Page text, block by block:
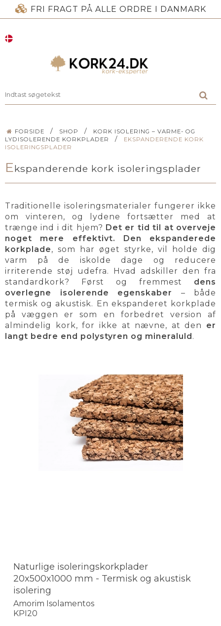
FRI FRAGT PÅ ALLE ORDRE I DANMARK
FORSIDE / SHOP /
KORK ISOLERING – VARME- OG
LYDISOLERENDE KORKPLADER
/
EKSPANDERENDE KORK
ISOLERINGSPLADER
Ekspanderende kork isoleringsplader
Traditionelle isoleringsmaterialer fungerer ikke
om vinteren, og lydene fortsætter med at
trænge ind i dit hjem? Det er tid til at overveje
noget mere effektivt. Den ekspanderede
korkplade, som har øget styrke, vil holde dig
varm på de iskolde dage og reducere
irriterende støj udefra. Hvad adskiller den fra
standardkork? Først og fremmest dens
overlegne isolerende egenskaber
– både
termisk og akustisk. En ekspanderet korkplade
på væggen er som en forbedret version af
almindelig kork, for ikke at nævne, at den er
langt bedre end polystyren og mineraluld .
Naturlige isoleringskorkplader
20x500x1000 mm - Termisk og akustisk
isolering
Amorim Isolamentos
KPI20